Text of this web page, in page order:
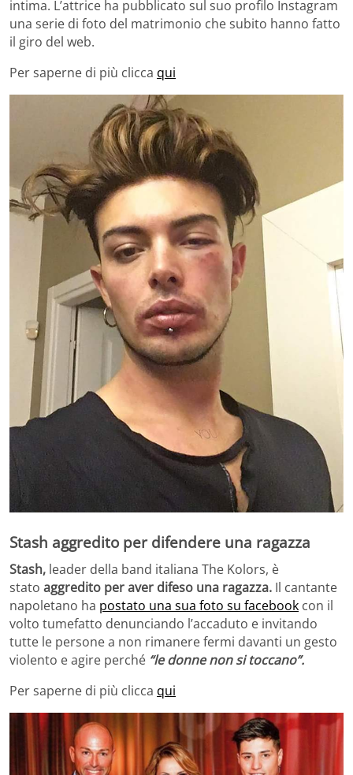
intima. L’attrice ha pubblicato sul suo profilo Instagram
una serie di foto del matrimonio che subito hanno fatto
il giro del web.
Per saperne di più clicca qui
Stash aggredito per difendere una ragazza
Stash, leader della band italiana The Kolors, è
stato aggredito per aver difeso una ragazza. Il cantante
napoletano ha postato una sua foto su facebook con il
volto tumefatto denunciando l’accaduto e invitando
tutte le persone a non rimanere fermi davanti un gesto
violento e agire perché “le donne non si toccano”.
Per saperne di più clicca qui